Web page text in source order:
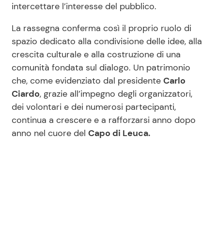
intercettare l’interesse del pubblico.
La rassegna conferma così il proprio ruolo di
spazio dedicato alla condivisione delle idee, alla
crescita culturale e alla costruzione di una
comunità fondata sul dialogo. Un patrimonio
che, come evidenziato dal presidente Carlo
Ciardo, grazie all’impegno degli organizzatori,
dei volontari e dei numerosi partecipanti,
continua a crescere e a rafforzarsi anno dopo
anno nel cuore del Capo di Leuca.